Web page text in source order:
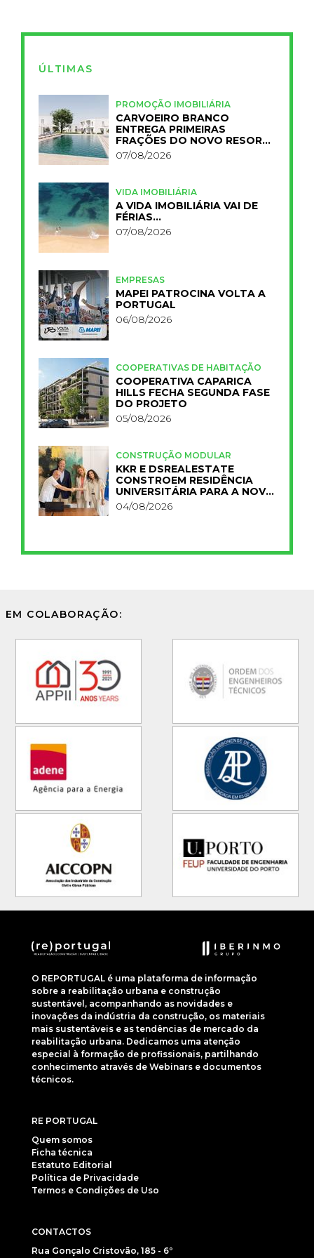
ÚLTIMAS
PROMOÇÃO IMOBILIÁRIA
CARVOEIRO BRANCO
ENTREGA PRIMEIRAS
FRAÇÕES DO NOVO RESORT
PRIMELIFE
07/08/2026
VIDA IMOBILIÁRIA
A VIDA IMOBILIÁRIA VAI DE
FÉRIAS…
07/08/2026
EMPRESAS
MAPEI PATROCINA VOLTA A
PORTUGAL
06/08/2026
COOPERATIVAS DE HABITAÇÃO
COOPERATIVA CAPARICA
HILLS FECHA SEGUNDA FASE
DO PROJETO
05/08/2026
CONSTRUÇÃO MODULAR
KKR E DSREALESTATE
CONSTROEM RESIDÊNCIA
UNIVERSITÁRIA PARA A NOVA
FCT
04/08/2026
EM COLABORAÇÃO:
O REPORTUGAL é uma plataforma de informação
sobre a reabilitação urbana e construção
sustentável, acompanhando as novidades e
inovações da indústria da construção, os materiais
mais sustentáveis e as tendências de mercado da
reabilitação urbana. Dedicamos uma atenção
especial à formação de profissionais, partilhando
conhecimento através de Webinars e documentos
técnicos.
RE PORTUGAL
Quem somos
Ficha técnica
Estatuto Editorial
Política de Privacidade
Termos e Condições de Uso
CONTACTOS
Rua Gonçalo Cristovão, 185 - 6º